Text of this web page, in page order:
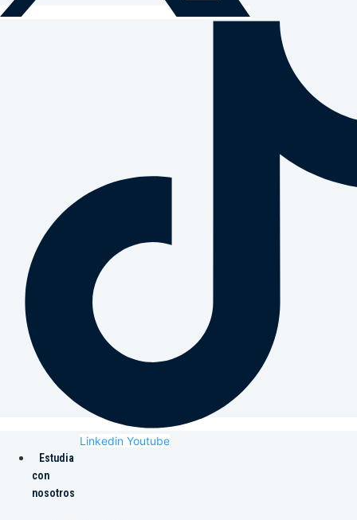
Linkedin Youtube
Estudia
con
nosotros